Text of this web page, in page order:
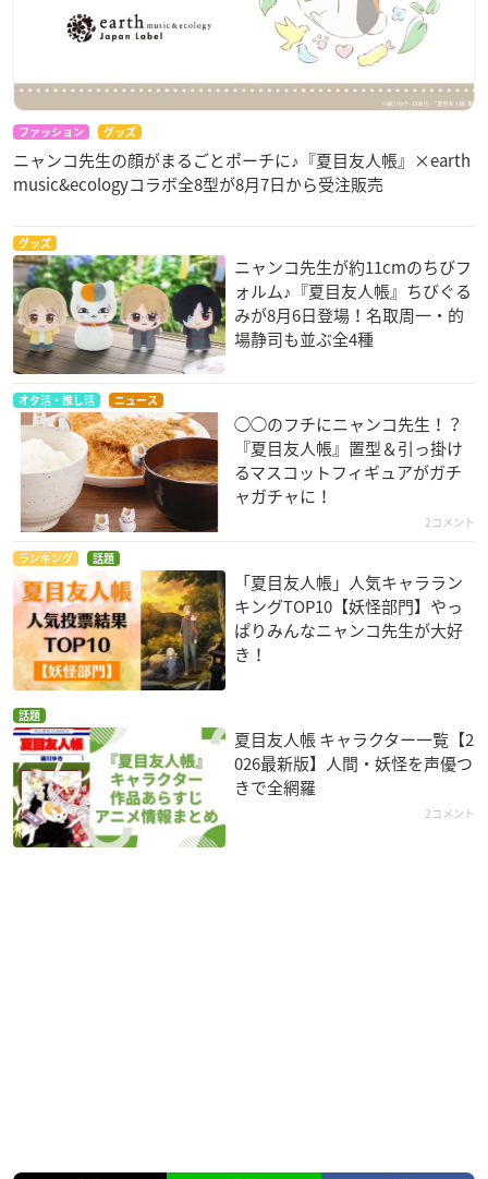
ファッション グッズ
ニャンコ先生の顔がまるごとポーチに♪『夏目友人帳』×earth
music&ecologyコラボ全8型が8月7日から受注販売
グッズ
ニャンコ先生が約11cmのちびフ
ォルム♪『夏目友人帳』ちびぐる
みが8月6日登場！名取周一・的
場静司も並ぶ全4種
オタ活・推し活 ニュース
◯◯のフチにニャンコ先生！？
『夏目友人帳』置型＆引っ掛け
るマスコットフィギュアがガチ
ャガチャに！
2コメント
ランキング 話題
「夏目友人帳」人気キャララン
キングTOP10【妖怪部門】やっ
ぱりみんなニャンコ先生が大好
き！
話題
夏目友人帳 キャラクター一覧【2
026最新版】人間・妖怪を声優つ
きで全網羅
2コメント